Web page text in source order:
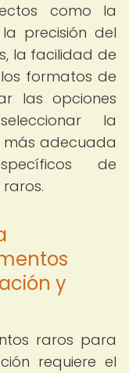
como la
precisión del
la facilidad de
formatos de
las opciones
la
más adecuada
de
y
raros para
requiere el